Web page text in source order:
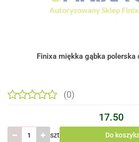
Finixa miękka gąbka polerska
(0)
17.50
szt Do